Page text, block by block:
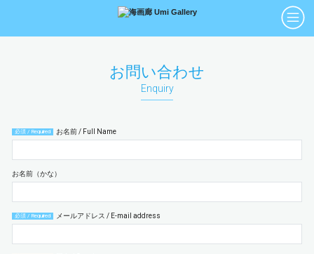
Art Books Art Posters
お問い合わせ
Enquiry
必須 / Required お名前 / Full Name
お名前（かな）
必須 / Required メールアドレス / E-mail address